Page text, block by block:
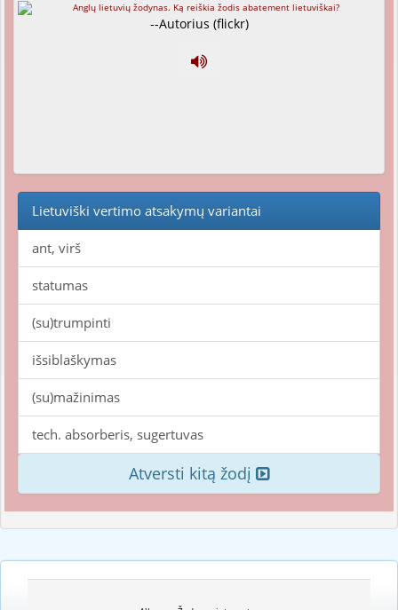
--Autorius (flickr)
Lietuviški vertimo atsakymų variantai
ant, virš
statumas
(su)trumpinti
išsiblaškymas
(su)mažinimas
tech. absorberis, sugertuvas
Atversti kitą žodį